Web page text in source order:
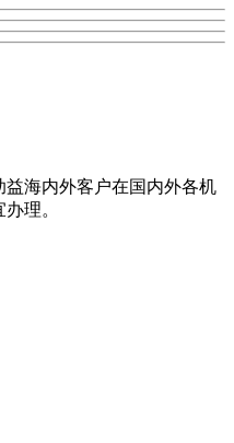
益海内外客户在国内外各机
理。